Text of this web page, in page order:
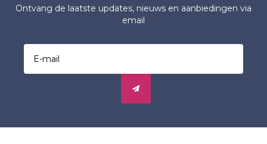
Ontvang de laatste updates, nieuws en aanbiedingen via
email